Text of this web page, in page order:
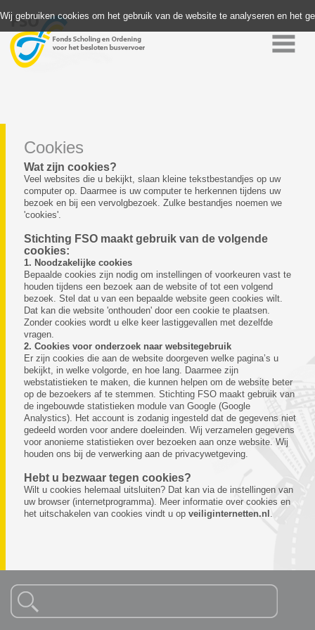
Wij gebruiken cookies om het gebruik van de website te analyseren en het
Cookies
Wat zijn cookies?
Veel websites die u bekijkt, slaan kleine tekstbestandjes op uw
computer op. Daarmee is uw computer te herkennen tijdens uw
bezoek en bij een vervolgbezoek. Zulke bestandjes noemen we
'cookies'.
Stichting FSO maakt gebruik van de volgende
cookies:
1. Noodzakelijke cookies
Bepaalde cookies zijn nodig om instellingen of voorkeuren vast te
houden tijdens een bezoek aan de website of tot een volgend
bezoek. Stel dat u van een bepaalde website geen cookies wilt.
Dat kan die website 'onthouden' door een cookie te plaatsen.
Zonder cookies wordt u elke keer lastiggevallen met dezelfde
vragen.
2. Cookies voor onderzoek naar websitegebruik
Er zijn cookies die aan de website doorgeven welke pagina’s u
bekijkt, in welke volgorde, en hoe lang. Daarmee zijn
webstatistieken te maken, die kunnen helpen om de website beter
op de bezoekers af te stemmen. Stichting FSO maakt gebruik van
de ingebouwde statistieken module van Google (Google
Analystics). Het account is zodanig ingesteld dat de gegevens niet
gedeeld worden voor andere doeleinden. Wij verzamelen gegevens
voor anonieme statistieken over bezoeken aan onze website. Wij
houden ons bij de verwerking aan de privacywetgeving.
Hebt u bezwaar tegen cookies?
Wilt u cookies helemaal uitsluiten? Dat kan via de instellingen van
uw browser (internetprogramma). Meer informatie over cookies en
het uitschakelen van cookies vindt u op veiliginternetten.nl .